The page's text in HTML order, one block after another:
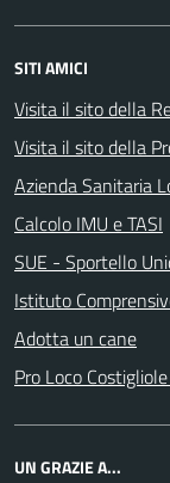
SITI AMICI
Visita il sito della
Visita il sito della
Azienda Sanitaria
Calcolo IMU e TASI
SUE - Sportello
Istituto
Adotta un cane
Pro Loco
UN GRAZIE A...